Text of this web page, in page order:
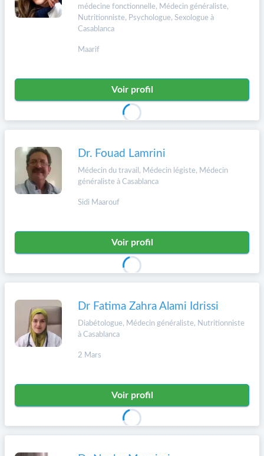
médecine fonctionnelle, Médecin généraliste,
Nutritionniste, Psychologue, Sexologue à
Casablanca
Maarif
Voir profil
Dr. Fouad Lamrini
Médecin du travail, Médecin légiste, Médecin
généraliste à Casablanca
Sidi Maarouf
Voir profil
Dr Fatima Zahra Alami Idrissi
Diabétologue, Médecin généraliste, Nutritionniste
à Casablanca
2 Mars
Voir profil